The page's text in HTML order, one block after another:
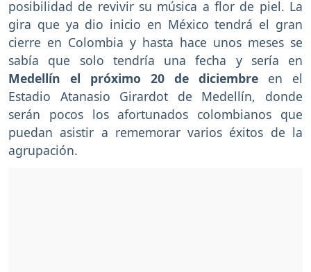
posibilidad de revivir su música a flor de piel. La
gira que ya dio inicio en México tendrá el gran
cierre en Colombia y hasta hace unos meses se
sabía que solo tendría una fecha y sería en
Medellín el próximo 20 de diciembre en el
Estadio Atanasio Girardot de Medellín, donde
serán pocos los afortunados colombianos que
puedan asistir a rememorar varios éxitos de la
agrupación.